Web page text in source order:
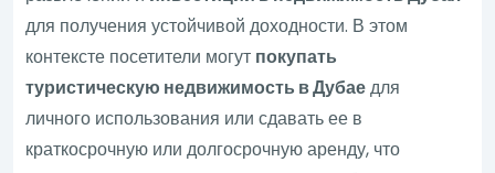
для получения устойчивой доходности. В этом
контексте посетители могут покупать
туристическую недвижимость в Дубаедля
личного использования или сдавать ее в
краткосрочную или долгосрочную аренду, что